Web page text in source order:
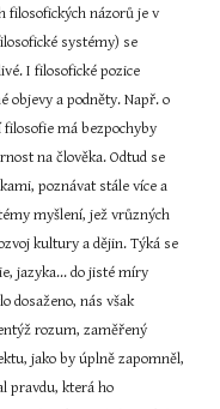
filosofických názorů je v
systémy) se
I filosofické pozice
objevy a podněty. Např. o
filosofie má bezpochyby
na člověka. Odtud se
poznávat stále více a
myšlení, jež vrůzných
kultury a dějin. Týká se
jazyka... do jisté míry
dosaženo, nás však
rozum, zaměřený
jako by úplně zapomněl,
pravdu, která ho